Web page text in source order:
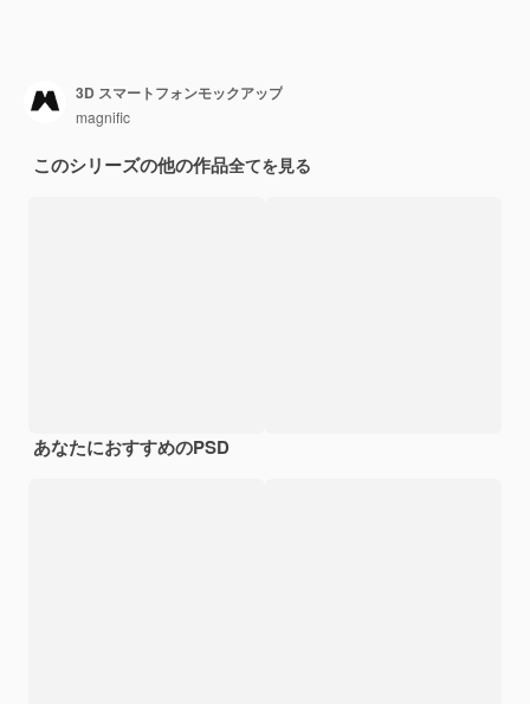
3D スマートフォンモックアップ
magnific
このシリーズの他の作品全てを見る
あなたにおすすめのPSD